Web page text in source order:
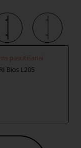
pasūtīšanai
Bios L205